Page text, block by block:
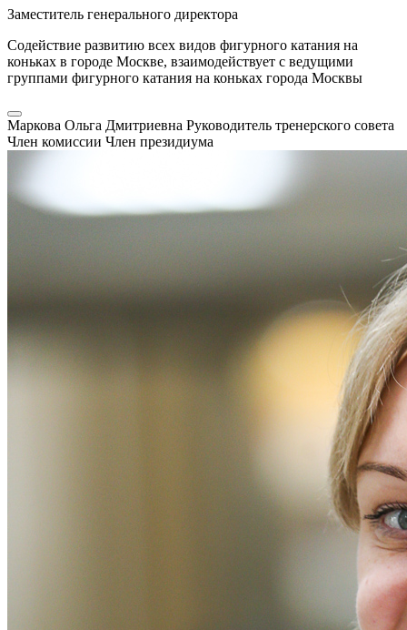
Заместитель генерального директора
Содействие развитию всех видов фигурного катания на
коньках в городе Москве, взаимодействует с ведущими
группами фигурного катания на коньках города Москвы
Маркова Ольга Дмитриевна Руководитель тренерского совета
Член комиссии Член президиума